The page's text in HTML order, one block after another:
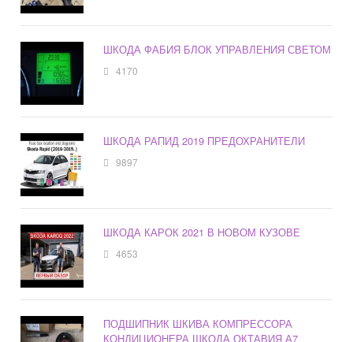
ШКОДА ФАБИЯ БЛОК УПРАВЛЕНИЯ СВЕТОМ
4170
ШКОДА РАПИД 2019 ПРЕДОХРАНИТЕЛИ
9897
ШКОДА КАРОК 2021 В НОВОМ КУЗОВЕ
4653
ПОДШИПНИК ШКИВА КОМПРЕССОРА
КОНДИЦИОНЕРА ШКОДА ОКТАВИЯ А7